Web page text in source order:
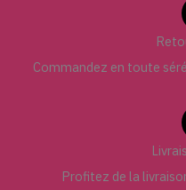
Commandez en toute
Profitez de la